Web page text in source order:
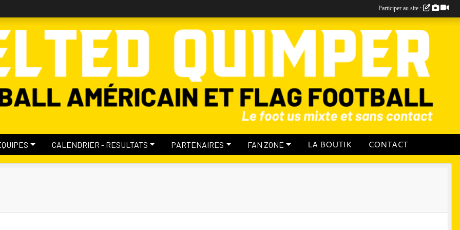
CALENDRIER - RESULTATS PARTENAIRES FAN ZONE LA BOUTIK CONTACT
Participer au site :